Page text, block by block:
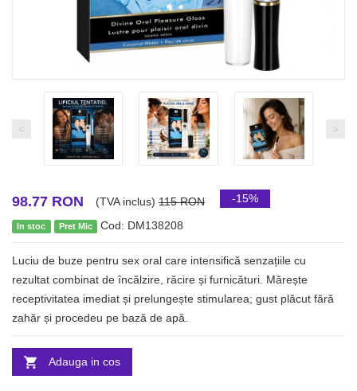
< >
98.77 RON (TVA inclus) 115 RON -15%
In stoc Pret Mic Cod: DM138208
Luciu de buze pentru sex oral care intensifică senzațiile cu
rezultat combinat de încălzire, răcire și furnicături. Mărește
receptivitatea imediat și prelungește stimularea; gust plăcut fără
zahăr și procedeu pe bază de apă.
Adauga in cos